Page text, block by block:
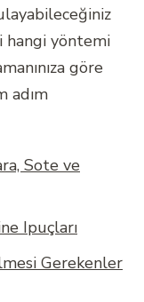
hangi yöntemi
göre
adım
Sote ve
Ipuçları
Gerekenler